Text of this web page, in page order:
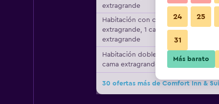
extragrande
Habitación con cama
extragrande, 1 cama
extragrande
Habitación doble, 1
cama extragrande
30 ofertas más de Comfort Inn &
24 25
31
Más barato